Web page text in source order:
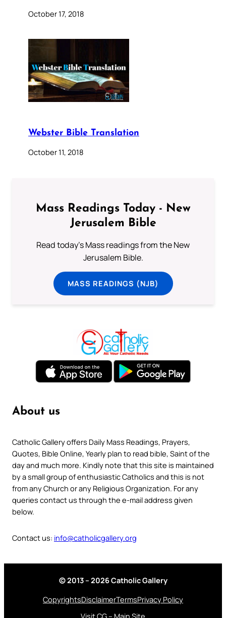
October 17, 2018
Webster Bible Translation
October 11, 2018
Mass Readings Today - New
Jerusalem Bible
Read today's Mass readings from the New
Jerusalem Bible.
MASS READINGS (NJB)
About us
Catholic Gallery offers Daily Mass Readings, Prayers,
Quotes, Bible Online, Yearly plan to read bible, Saint of the
day and much more. Kindly note that this site is maintained
by a small group of enthusiastic Catholics and this is not
from any Church or any Religious Organization. For any
queries contact us through the e-mail address given
below.
Contact us: info@catholicgallery.org
© 2013 – 2026 Catholic Gallery
CopyrightsDisclaimerTermsPrivacy Policy
Visit CG – Main Site